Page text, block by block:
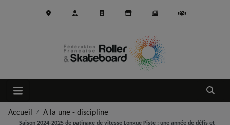
Ouvrir
Accueil A la une - discipline
Saison 2024-2025 de patinage de vitesse Longue Piste : une année de défis et